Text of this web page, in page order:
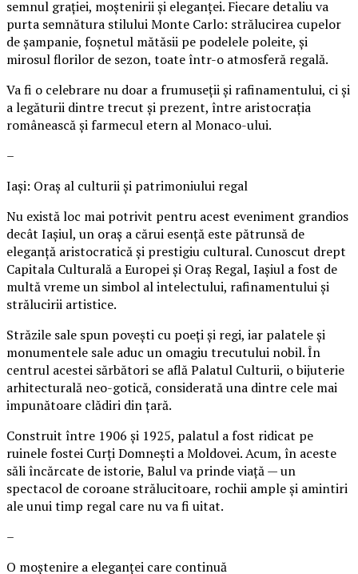
semnul grației, moștenirii și eleganței. Fiecare detaliu va
purta semnătura stilului Monte Carlo: strălucirea cupelor
de șampanie, foșnetul mătăsii pe podelele poleite, și
mirosul florilor de sezon, toate într-o atmosferă regală.
Va fi o celebrare nu doar a frumuseții și rafinamentului, ci și
a legăturii dintre trecut și prezent, între aristocrația
românească și farmecul etern al Monaco-ului.
–
Iași: Oraș al culturii și patrimoniului regal
Nu există loc mai potrivit pentru acest eveniment grandios
decât Iașiul, un oraș a cărui esență este pătrunsă de
eleganță aristocratică și prestigiu cultural. Cunoscut drept
Capitala Culturală a Europei și Oraș Regal, Iașiul a fost de
multă vreme un simbol al intelectului, rafinamentului și
strălucirii artistice.
Străzile sale spun povești cu poeți și regi, iar palatele și
monumentele sale aduc un omagiu trecutului nobil. În
centrul acestei sărbători se află Palatul Culturii, o bijuterie
arhitecturală neo-gotică, considerată una dintre cele mai
impunătoare clădiri din țară.
Construit între 1906 și 1925, palatul a fost ridicat pe
ruinele fostei Curți Domnești a Moldovei. Acum, în aceste
săli încărcate de istorie, Balul va prinde viață — un
spectacol de coroane strălucitoare, rochii ample și amintiri
ale unui timp regal care nu va fi uitat.
–
O moștenire a eleganței care continuă